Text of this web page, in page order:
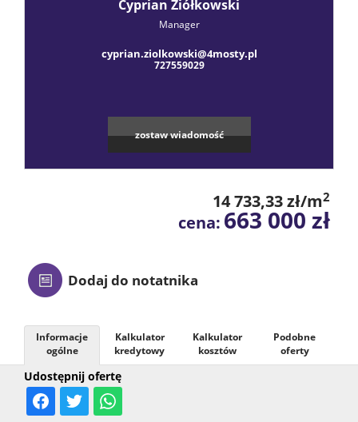
Polityka
Cyprian Ziółkowski
Manager
cyprian.ziolkowski@4mosty.pl
727559029
zostaw wiadomość
14 733,33 zł/m2
cena: 663 000 zł
Dodaj do notatnika
Udostępnij ofertę
Informacje
ogólne
Kalkulator
kredytowy
Kalkulator
kosztów
Podobne
oferty